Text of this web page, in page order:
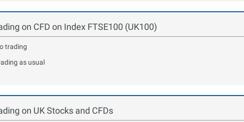
on CFD on Index FTSE100 (UK100)
trading
as usual
on UK Stocks and CFDs